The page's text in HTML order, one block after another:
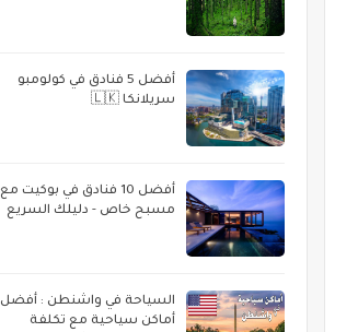
أفضل 5 فنادق في كولومبو
سريلانكا 🇱🇰
أفضل 10 فنادق في بوكيت مع
مسبح خاص - دليلك السريع
أماكن سياحية مع تكلفة